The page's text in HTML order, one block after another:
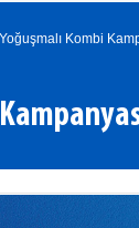
Kombi